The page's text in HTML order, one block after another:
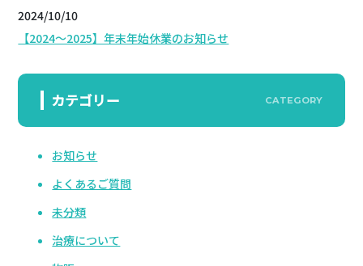
2024/10/10
【2024～2025】年末年始休業のお知らせ
カテゴリー CATEGORY
お知らせ
よくあるご質問
未分類
治療について